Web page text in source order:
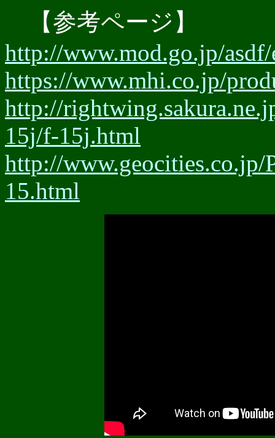
【参考ページ】
http://www.mod.go.jp/
https://www.mhi.co.jp/
http://
15j/f-15j.html
http://
15.html